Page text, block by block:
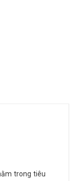
trong tiêu